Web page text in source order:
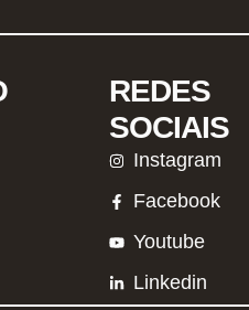
REDES
SOCIAIS
Instagram
Facebook
Youtube
Linkedin